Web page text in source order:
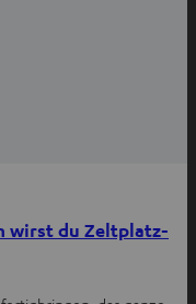
wirst du Zeltplatz-